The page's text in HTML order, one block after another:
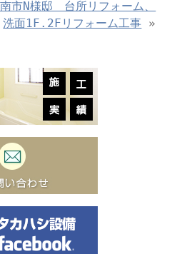
市N様邸 台所リフォーム、
洗面1F.2Fリフォーム工事 »